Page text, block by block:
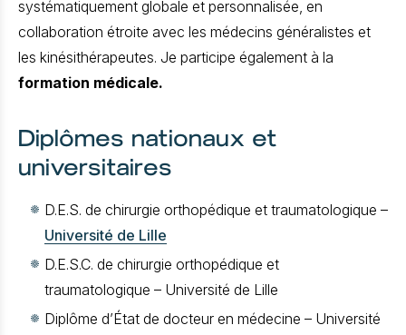
systématiquement globale et personnalisée, en
collaboration étroite avec les médecins généralistes et
les kinésithérapeutes. Je participe également à la
formation médicale.
Diplômes nationaux et
universitaires
D.E.S. de chirurgie orthopédique et traumatologique –
Université de Lille
D.E.S.C. de chirurgie orthopédique et
traumatologique – Université de Lille
Diplôme d’État de docteur en médecine – Université